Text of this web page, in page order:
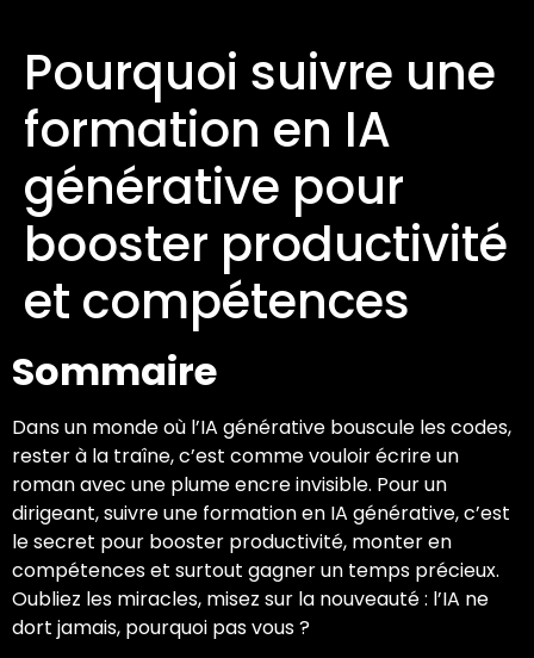
Pourquoi suivre une
formation en IA
générative pour
booster productivité
et compétences
Sommaire
Dans un monde où l’IA générative bouscule les codes,
rester à la traîne, c’est comme vouloir écrire un
roman avec une plume encre invisible. Pour un
dirigeant, suivre une formation en IA générative, c’est
le secret pour booster productivité, monter en
compétences et surtout gagner un temps précieux.
Oubliez les miracles, misez sur la nouveauté : l’IA ne
dort jamais, pourquoi pas vous ?